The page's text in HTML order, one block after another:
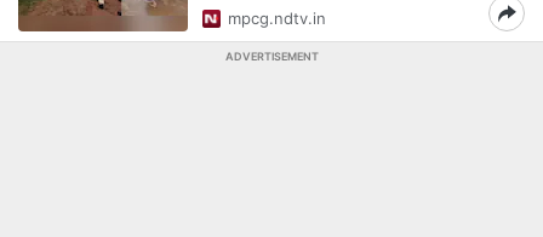
mpcg.ndtv.in
ADVERTISEMENT